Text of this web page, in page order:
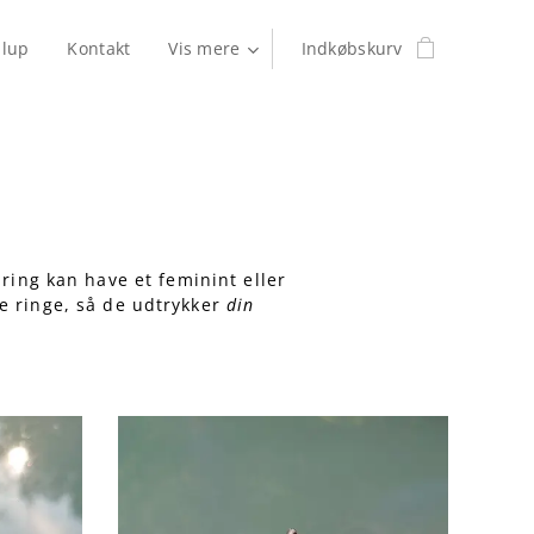
Kontakt Vis mere Indkøbskurv
kan have et feminint eller
ringe, så de udtrykker din